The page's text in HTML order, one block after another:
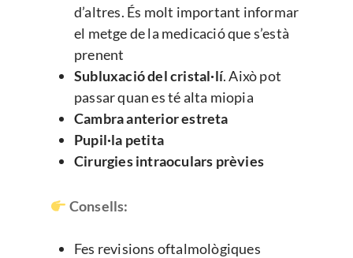
d’altres. És molt important informar
el metge de la medicació que s’està
prenent
Subluxació del cristal·lí. Això pot
passar quan es té alta miopia
Cambra anterior estreta
Pupil·la petita
Cirurgies intraoculars prèvies
Consells:
Fes revisions oftalmològiques